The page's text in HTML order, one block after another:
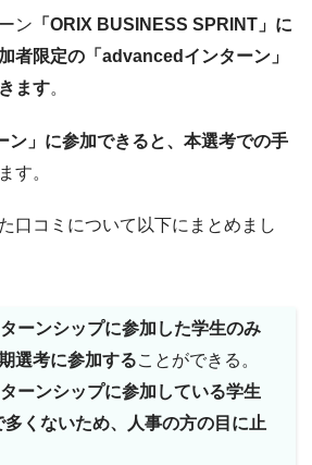
ン 「ORIX BUSINESS SPRINT」に
者限定の「advancedインターン」
ます。
ン」に参加できると、本選考での手
す。
口コミについて以下にまとめまし
ーンシップに参加した学生のみ
選考に参加することができる。
ーンシップに参加している学生
くないため、人事の方の目に止